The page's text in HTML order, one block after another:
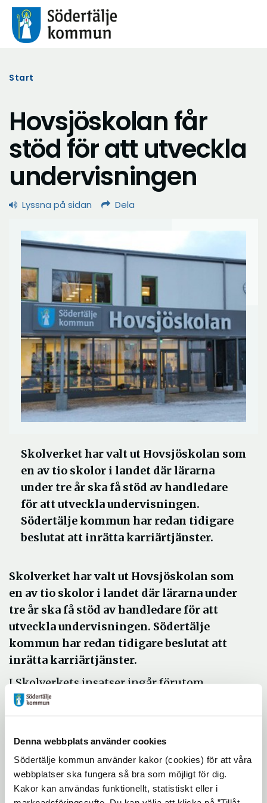
Denna webbplats använder cookies
Södertälje kommun använder kakor (cookies) för att våra
webbplatser ska fungera så bra som möjligt för dig.
Kakor kan användas funktionellt, statistiskt eller i
Start
Hovsjöskolan får
stöd för att utveckla
undervisningen
Lyssna på sidan Dela
Skolverket har valt ut Hovsjöskolan som
en av tio skolor i landet där lärarna
under tre år ska få stöd av handledare
för att utveckla undervisningen.
Södertälje kommun har redan tidigare
beslutat att inrätta karriärtjänster.
Skolverket har valt ut Hovsjöskolan som
en av tio skolor i landet där lärarna under
tre år ska få stöd av handledare för att
utveckla undervisningen. Södertälje
kommun har redan tidigare beslutat att
inrätta karriärtjänster.
I Skolverkets insatser ingår förutom
handledarstöd till lärare även
studiehandledning på elevernas
vårdnadshavare och läxläsning. Insatsen
riktas mot årskurs sex till nio i grundskolan
och de skolor som valts ut ligger i stadsdelar
som ingår i regeringens arbete med urban